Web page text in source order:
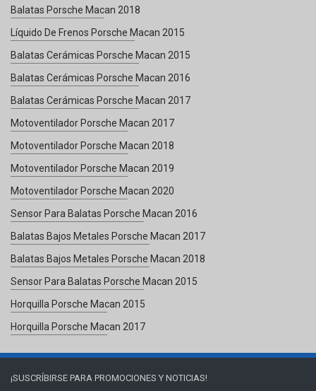
Balatas Porsche Macan 2018
Líquido De Frenos Porsche Macan 2015
Balatas Cerámicas Porsche Macan 2015
Balatas Cerámicas Porsche Macan 2016
Balatas Cerámicas Porsche Macan 2017
Motoventilador Porsche Macan 2017
Motoventilador Porsche Macan 2018
Motoventilador Porsche Macan 2019
Motoventilador Porsche Macan 2020
Sensor Para Balatas Porsche Macan 2016
Balatas Bajos Metales Porsche Macan 2017
Balatas Bajos Metales Porsche Macan 2018
Sensor Para Balatas Porsche Macan 2015
Horquilla Porsche Macan 2015
Horquilla Porsche Macan 2017
¡SUSCRÍBIRSE PARA PROMOCIONES Y NOTICIAS!